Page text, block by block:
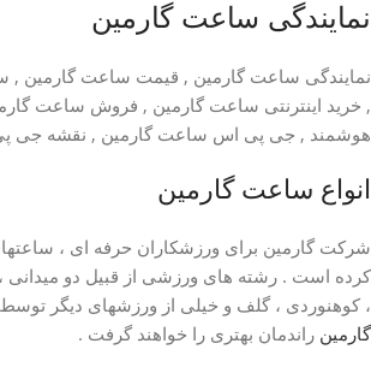
نمایندگی ساعت گارمین
نمایندگی ساعت گارمین , قیمت ساعت گارمین ,
, خرید اینترنتی ساعت گارمین , فروش ساعت
هوشمند , جی پی اس ساعت گارمین , نقشه جی
انواع ساعت گارمین
شرکت گارمین برای ورزشکاران حرفه ای ،
کرده است . رشته های ورزشی از قبیل دو میدانی
، کوهنوردی ، گلف و خیلی از ورزشهای دیگر توسط
گارمین راندمان بهتری را خواهند گرفت .